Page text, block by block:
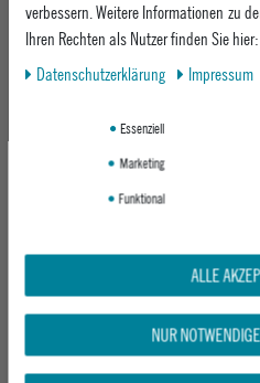
ab 79,95 €
BAVARIAN CAPS SOCKEN
SPORTSOCKEN "BAYERISCH HELL"
11,95 €
verbessern. Weitere Informationen zu
Ihren Rechten als Nutzer finden Sie hier:
Daten­schutz­erklärung
Impressum
Essenziell
Marketing
Funktional
ALLE
NUR